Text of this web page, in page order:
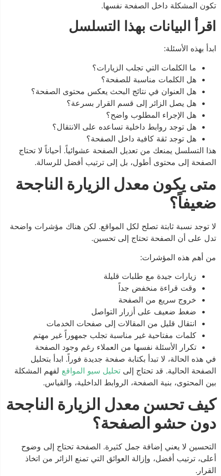
تكون المشكلة داخل الصفحة نفسها.
اقرأ البيانات بهذا التسلسل
ابدأ بهذه الأسئلة:
ما الكلمات التي تجلب الزيارات؟
هل الكلمات مناسبة للصفحة؟
هل العنوان في نتائج البحث يعكس محتوى الصفحة؟
هل يصل الزائر إلى قسم القرار بسرعة؟
هل الإجراء المطلوب واضح؟
هل توجد روابط داخلية تساعده على الانتقال؟
هل توجد ثقة كافية داخل الصفحة؟
هذا التسلسل يمنعك من تعديل الصفحة عشوائياً. أحياناً لا تحتاج
الصفحة إلى محتوى أطول، بل إلى ترتيب أفضل للرسالة.
متى يكون معدل الزيارة الناجحة
ضعيفاً؟
لا توجد نسبة ثابتة تصلح لكل المواقع. لكن هناك مؤشرات واضحة
تدل على أن الصفحة تحتاج إلى تحسين.
من أهم هذه المؤشرات:
زيارات جيدة مع طلبات قليلة
وقت قراءة منخفض جداً
خروج سريع من الصفحة
ضغط ضعيف على أزرار التواصل
انتقال قليل من المقالات إلى صفحات الخدمات
كلمات مفتاحية غير مناسبة تجلب جمهوراً غير مهتم
تكرار الأسئلة نفسها من العملاء رغم وجود الصفحة
في هذه الحالة، لا تبدأ بكتابة صفحة جديدة فوراً. ابدأ بتحليل
الصفحة الحالية. قد تحتاج إلى
تحليل سيو المواقعلفهم المشكلة
بين المحتوى، بنية الصفحة، الروابط الداخلية، والقياس.
كيف تحسن معدل الزيارة الناجحة
دون حشو الصفحة؟
التحسين لا يعني إضافة جمل كثيرة. الصفحة تحتاج إلى وضوح
أعلى، ترتيب أفضل، وإزالة العوائق التي تمنع الزائر من اتخاذ
القرار.